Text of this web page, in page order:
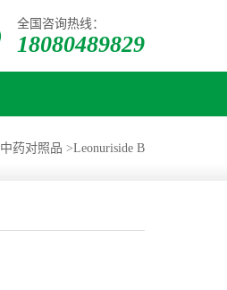
全国咨询热线：
18080489829
中药对照品 >Leonuriside B